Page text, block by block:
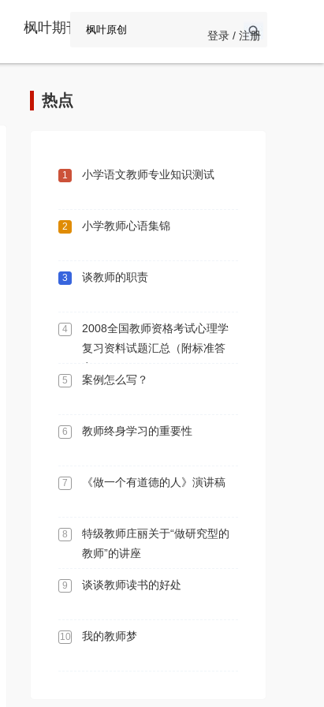
枫叶期刊 登录 / 注册
热点
1 小学语文教师专业知识测试
2 小学教师心语集锦
3 谈教师的职责
4
2008全国教师资格考试心理学
复习资料试题汇总（附标准答
5 案例怎么写？
6 教师终身学习的重要性
7 《做一个有道德的人》演讲稿
8
特级教师庄丽关于“做研究型的
教师”的讲座
9 谈谈教师读书的好处
10 我的教师梦